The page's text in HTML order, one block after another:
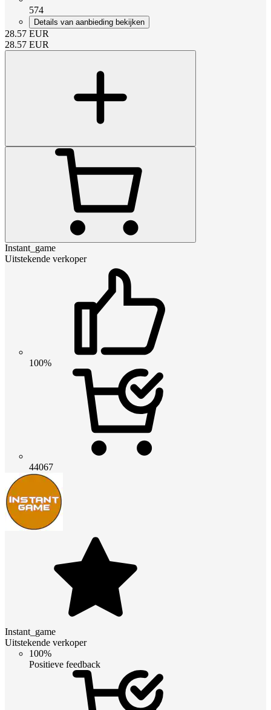
574
Details van aanbieding bekijken
28.57 EUR
28.57 EUR
Instant_game
Uitstekende verkoper
100%
44067
Instant_game
Uitstekende verkoper
100%
Positieve feedback